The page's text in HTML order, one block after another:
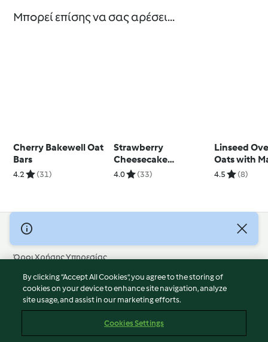
Μπορεί επίσης να σας αρέσει...
Cherry Bakewell Oat
Bars
4.2 (31)
Strawberry
Cheesecake
Overnight Oats
4.0 (33)
Linseed
Oats with
Yoghurt
4.5 (8)
© Πνευματικά Δικαιώματα 2026
Όροι Χρήσης Υπηρεσίας
Πολιτική Απορρήτου
Δήλωση Αποποίησης Ευθύνης
Διαχειριστής ιστοσελίδας
Περιεχόμενο αναφοράς
By clicking “Accept All Cookies”, you agree to the storing of
cookies on your device to enhance site navigation, analyze
site usage, and assist in our marketing efforts.
Cookies Settings